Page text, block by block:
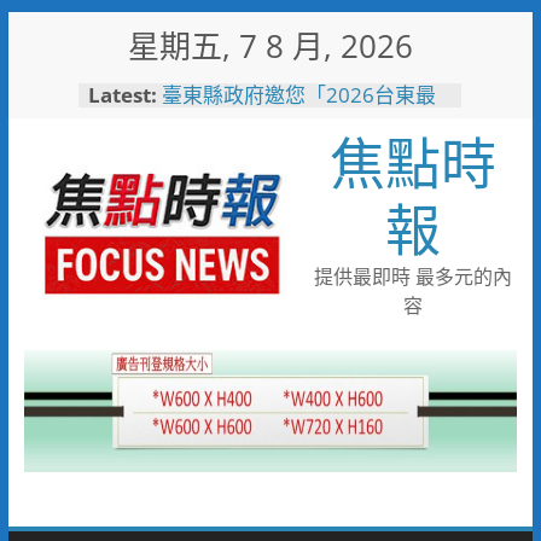
星期五, 7 8 月, 2026
Latest:
詐團收水手現身就栽了！前鎮警
方埋伏收網 查扣手機揪出幕後
臺東縣政府邀您「2026台東最
美星空」父親節帶爸爸追星去！
森林與濱海夏季涼感 台中山
海露營消暑趣
台中市代表隊在花蓮綻放青春與
夢想 2026國際少年運動會勇奪
8金6銀6銅
宜蘭童玩節玩水後吃什麼？礁溪
羊、雞 父親節聚餐新選擇
焦點時
報
提供最即時 最多元的內
容